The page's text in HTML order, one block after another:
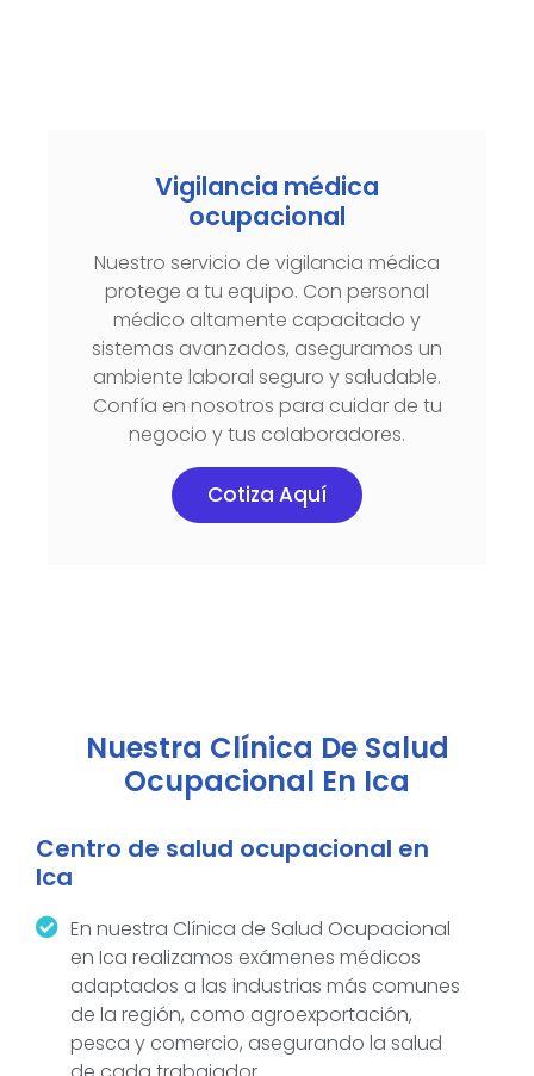
Vigilancia médica
ocupacional
Nuestro servicio de vigilancia médica
protege a tu equipo. Con personal
médico altamente capacitado y
sistemas avanzados, aseguramos un
ambiente laboral seguro y saludable.
Confía en nosotros para cuidar de tu
negocio y tus colaboradores.
Cotiza Aquí
Nuestra Clínica De Salud
Ocupacional En Ica
Centro de salud ocupacional en
Ica
En nuestra Clínica de Salud Ocupacional
en Ica realizamos exámenes médicos
adaptados a las industrias más comunes
de la región, como agroexportación,
pesca y comercio, asegurando la salud